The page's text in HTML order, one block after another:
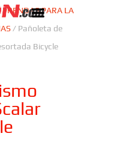
PRENDAS PARA LA
/ Pañoleta de
Bicycle